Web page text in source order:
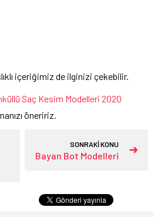
içeriğimiz de ilginizi çekebilir.
Saç Kesim Modelleri 2020
öneririz.
SONRAKİ KONU
Bayan Bot Modelleri